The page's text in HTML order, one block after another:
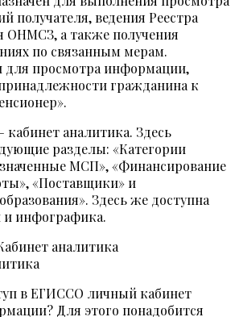
получателя, ведения Реестра
ОНМСЗ, а также получения
по связанным мерам.
для просмотра информации,
гражданина к
аналитика. Здесь
разделы: «Категории
МСП», «Финансирование
«Поставщики» и
Здесь же доступна
и инфографика.
в ЕГИССО личный кабинет
Для этого понадобится